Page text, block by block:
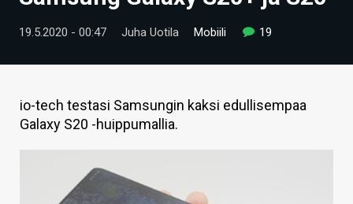
TIETOA
HINTA.FI
19.5.2020 - 00:47 Juha Uotila Mobiili 19
io-tech testasi Samsungin kaksi edullisempaa
Galaxy S20 -huippumallia.